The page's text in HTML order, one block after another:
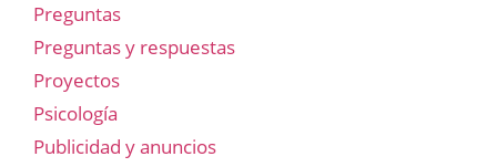
Preguntas
Preguntas y respuestas
Proyectos
Psicología
Publicidad y anuncios